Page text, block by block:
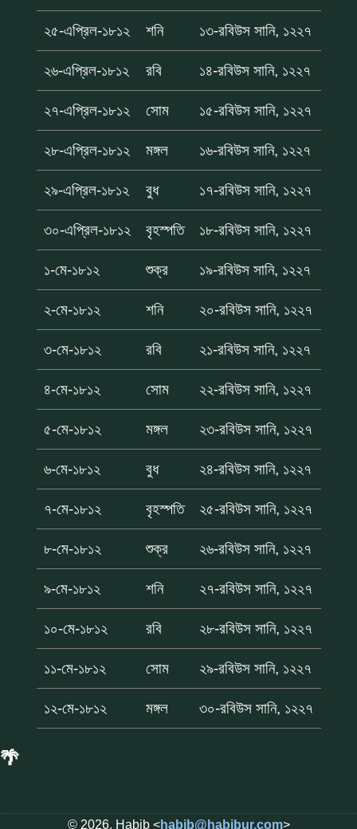
২৫-এপ্রিল-১৮১২ শনি ১৩-রবিউস সানি, ১২২৭
২৬-এপ্রিল-১৮১২ রবি ১৪-রবিউস সানি, ১২২৭
২৭-এপ্রিল-১৮১২ সোম ১৫-রবিউস সানি, ১২২৭
২৮-এপ্রিল-১৮১২ মঙ্গল ১৬-রবিউস সানি, ১২২৭
২৯-এপ্রিল-১৮১২ বুধ ১৭-রবিউস সানি, ১২২৭
৩০-এপ্রিল-১৮১২ বৃহস্পতি ১৮-রবিউস সানি, ১২২৭
১-মে-১৮১২ শুক্র ১৯-রবিউস সানি, ১২২৭
২-মে-১৮১২ শনি ২০-রবিউস সানি, ১২২৭
৩-মে-১৮১২ রবি ২১-রবিউস সানি, ১২২৭
৪-মে-১৮১২ সোম ২২-রবিউস সানি, ১২২৭
৫-মে-১৮১২ মঙ্গল ২৩-রবিউস সানি, ১২২৭
৬-মে-১৮১২ বুধ ২৪-রবিউস সানি, ১২২৭
৭-মে-১৮১২ বৃহস্পতি ২৫-রবিউস সানি, ১২২৭
৮-মে-১৮১২ শুক্র ২৬-রবিউস সানি, ১২২৭
৯-মে-১৮১২ শনি ২৭-রবিউস সানি, ১২২৭
১০-মে-১৮১২ রবি ২৮-রবিউস সানি, ১২২৭
১১-মে-১৮১২ সোম ২৯-রবিউস সানি, ১২২৭
১২-মে-১৮১২ মঙ্গল ৩০-রবিউস সানি, ১২২৭
🌴
© 2026, Habib <habib@habibur.com>